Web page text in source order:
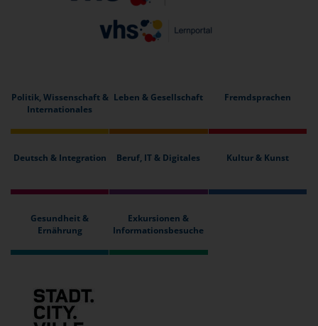
Politik, Wissenschaft &
Internationales
Leben & Gesellschaft Fremdsprachen
Deutsch & Integration Beruf, IT & Digitales Kultur & Kunst
Gesundheit &
Ernährung
Exkursionen &
Informationsbesuche